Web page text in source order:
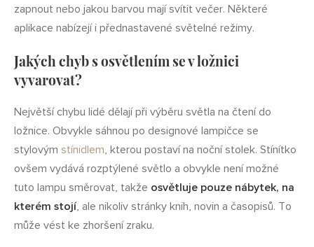
zapnout nebo jakou barvou mají svítit večer. Některé
aplikace nabízejí i přednastavené světelné režimy.
Jakých chyb s osvětlením se v ložnici
vyvarovat?
Největší chybu lidé dělají při výběru světla na čtení do
ložnice. Obvykle sáhnou po designové lampičce se
stylovým stínidlem, kterou postaví na noční stolek. Stínítko
ovšem vydává rozptýlené světlo a obvykle není možné
tuto lampu směrovat, takže osvětluje pouze nábytek, na
kterém stojí, ale nikoliv stránky knih, novin a časopisů. To
může vést ke zhoršení zraku.